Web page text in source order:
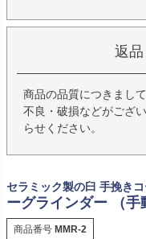
返
商品の品質につきまし
不良・破損などがござ
らせください。
セラミック製の臼 手挽き
ーグラインダー （手
商品番号 MMR-2